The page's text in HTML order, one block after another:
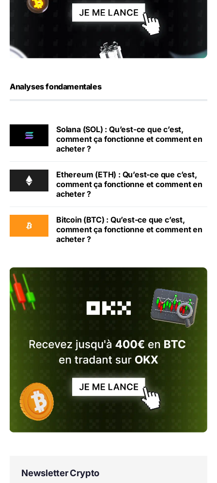
Analyses fondamentales
Solana (SOL) : Qu’est-ce que c’est,
comment ça fonctionne et comment en
acheter ?
Ethereum (ETH) : Qu’est-ce que c’est,
comment ça fonctionne et comment en
acheter ?
Bitcoin (BTC) : Qu’est-ce que c’est,
comment ça fonctionne et comment en
acheter ?
Newsletter Crypto